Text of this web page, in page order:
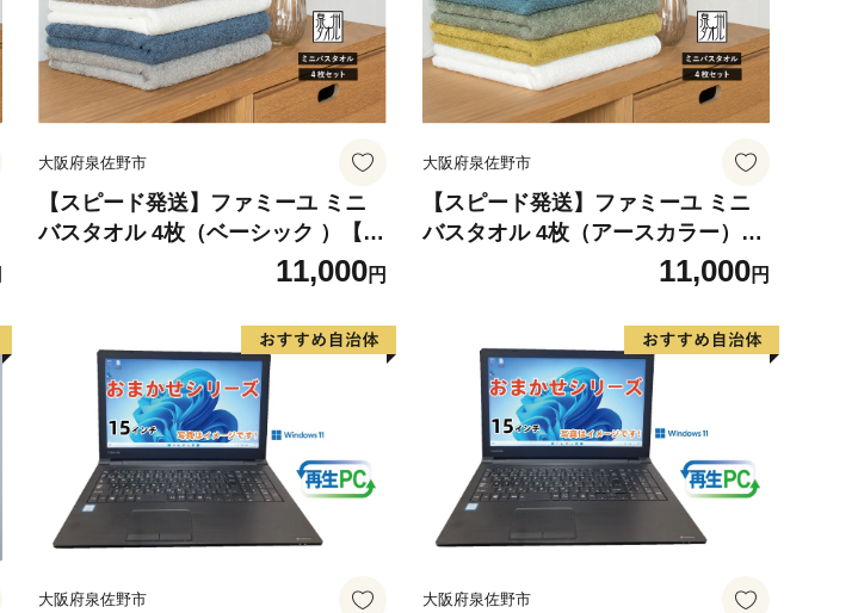
大阪府泉佐野市
【スピード発送】ファミーユ ミニ
バスタオル 4枚（ベーシック ）【フ
ェイスタオル 以上 バスタオル 未満
泉州タオル 吸水 普段使い シンプル
11,000円
大阪府泉佐野市
【スピード発送】ファミーユ ミニ
バスタオル 4枚（アースカラー）
【フェイスタオル 以上 バスタオル
未満 泉州タオル 吸水 普段使い シン
プル 日用品 たおる】
11,000円
大阪府泉佐野市 大阪府泉佐野市